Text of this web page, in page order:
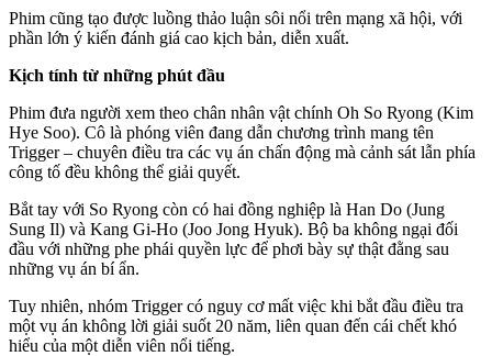
Phim cũng tạo được luồng thảo luận sôi nổi trên mạng xã hội, với
phần lớn ý kiến đánh giá cao kịch bản, diễn xuất.
Kịch tính từ những phút đầu
Phim đưa người xem theo chân nhân vật chính Oh So Ryong (Kim
Hye Soo). Cô là phóng viên đang dẫn chương trình mang tên
Trigger – chuyên điều tra các vụ án chấn động mà cảnh sát lẫn phía
công tố đều không thể giải quyết.
Bắt tay với So Ryong còn có hai đồng nghiệp là Han Do (Jung
Sung Il) và Kang Gi-Ho (Joo Jong Hyuk). Bộ ba không ngại đối
đầu với những phe phái quyền lực để phơi bày sự thật đằng sau
những vụ án bí ẩn.
Tuy nhiên, nhóm Trigger có nguy cơ mất việc khi bắt đầu điều tra
một vụ án không lời giải suốt 20 năm, liên quan đến cái chết khó
hiểu của một diễn viên nổi tiếng.